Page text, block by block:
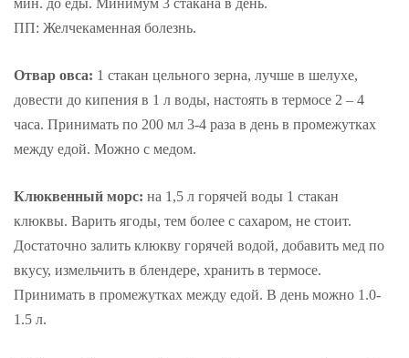
ПП: Желчекаменная болезнь.
Отвар овса: 1 стакан цельного зерна, лучше в шелухе,
довести до кипения в 1 л воды, настоять в термосе 2 – 4
часа. Принимать по 200 мл 3-4 раза в день в промежутках
между едой. Можно с медом.
Клюквенный морс: на 1,5 л горячей воды 1 стакан
клюквы. Варить ягоды, тем более с сахаром, не стоит.
Достаточно залить клюкву горячей водой, добавить мед по
вкусу, измельчить в блендере, хранить в термосе.
Принимать в промежутках между едой. В день можно 1.0-
1.5 л.